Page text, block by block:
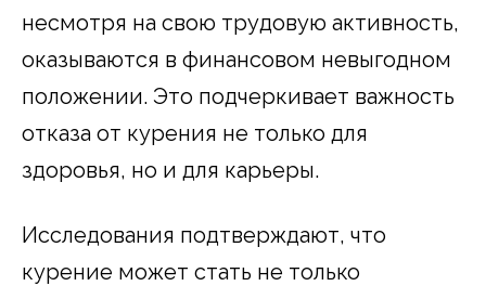
несмотря на свою трудовую активность,
оказываются в финансовом невыгодном
положении. Это подчеркивает важность
отказа от курения не только для
здоровья, но и для карьеры.
Исследования подтверждают, что
курение может стать не только